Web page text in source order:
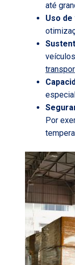
até
Uso
Por